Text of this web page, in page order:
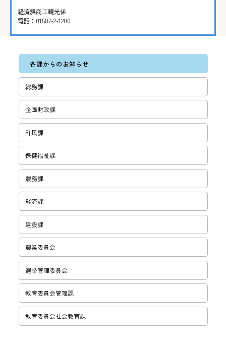
経済課商工観光係
電話： 01587-2-1200
各課からのお知らせ
総務課
企画財政課
町民課
保健福祉課
農務課
経済課
建設課
農業委員会
選挙管理委員会
教育委員会管理課
教育委員会社会教育課